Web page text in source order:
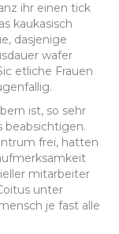
ihr einen tick
kaukasisch
dasjenige
wafer
etliche Frauen
ist, so sehr
beabsichtigen.
frei, hatten
mitarbeiter
unter
je fast alle